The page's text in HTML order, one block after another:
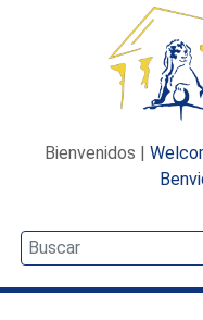
Bienvenidos |